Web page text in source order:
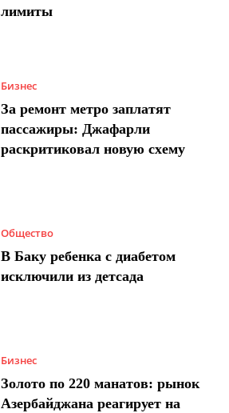
лимиты
Бизнес
За ремонт метро заплатят
пассажиры: Джафарли
раскритиковал новую схему
Общество
В Баку ребенка с диабетом
исключили из детсада
Бизнес
Золото по 220 манатов: рынок
Азербайджана реагирует на